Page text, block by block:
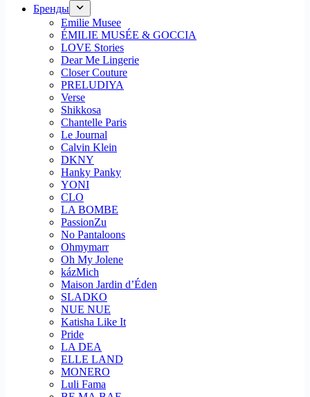
Бренды
Emilie Musee
ÉMILIE MUSÉE & GOCCIA
LOVE Stories
Dear Me Lingerie
Closer Couture
PRELUDIYA
Verse
Shikkosa
Chantelle Paris
Le Journal
Calvin Klein
DKNY
Hanky Panky
YONI
CLO
LA BOMBE
PassionZu
No Pantaloons
Ohmymarr
Oh My Jolene
kázMich
Maison Jardin d’Éden
SLADKO
NUE NUE
Katisha Like It
Pride
LA DEA
ELLE LAND
MONERO
Luli Fama